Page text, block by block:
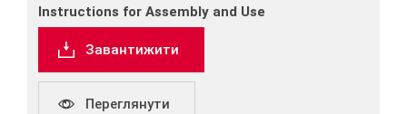
Instructions for Assembly and Use
Завантижити
Переглянути